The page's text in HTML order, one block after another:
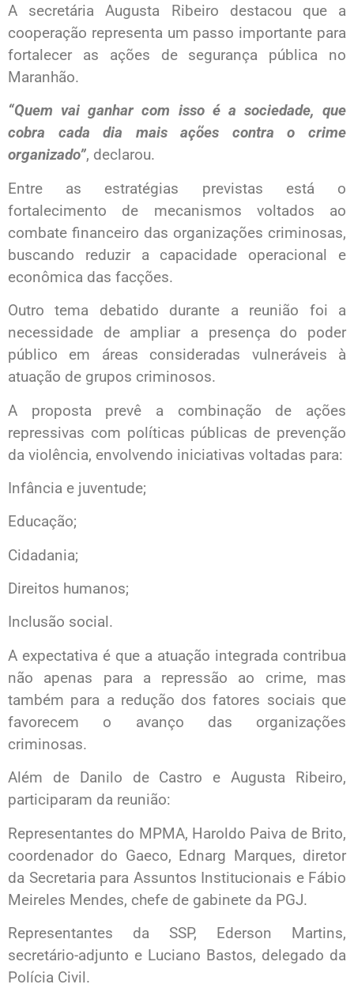
A secretária Augusta Ribeiro destacou que a
cooperação representa um passo importante para
fortalecer as ações de segurança pública no
Maranhão.
“Quem vai ganhar com isso é a sociedade, que
cobra cada dia mais ações contra o crime
organizado”, declarou.
Entre as estratégias previstas está o
fortalecimento de mecanismos voltados ao
combate financeiro das organizações criminosas,
buscando reduzir a capacidade operacional e
econômica das facções.
Outro tema debatido durante a reunião foi a
necessidade de ampliar a presença do poder
público em áreas consideradas vulneráveis à
atuação de grupos criminosos.
A proposta prevê a combinação de ações
repressivas com políticas públicas de prevenção
da violência, envolvendo iniciativas voltadas para:
Infância e juventude;
Educação;
Cidadania;
Direitos humanos;
Inclusão social.
A expectativa é que a atuação integrada contribua
não apenas para a repressão ao crime, mas
também para a redução dos fatores sociais que
favorecem o avanço das organizações
criminosas.
Além de Danilo de Castro e Augusta Ribeiro,
participaram da reunião:
Representantes do MPMA, Haroldo Paiva de Brito,
coordenador do Gaeco, Ednarg Marques, diretor
da Secretaria para Assuntos Institucionais e Fábio
Meireles Mendes, chefe de gabinete da PGJ.
Representantes da SSP, Ederson Martins,
secretário-adjunto e Luciano Bastos, delegado da
Polícia Civil.